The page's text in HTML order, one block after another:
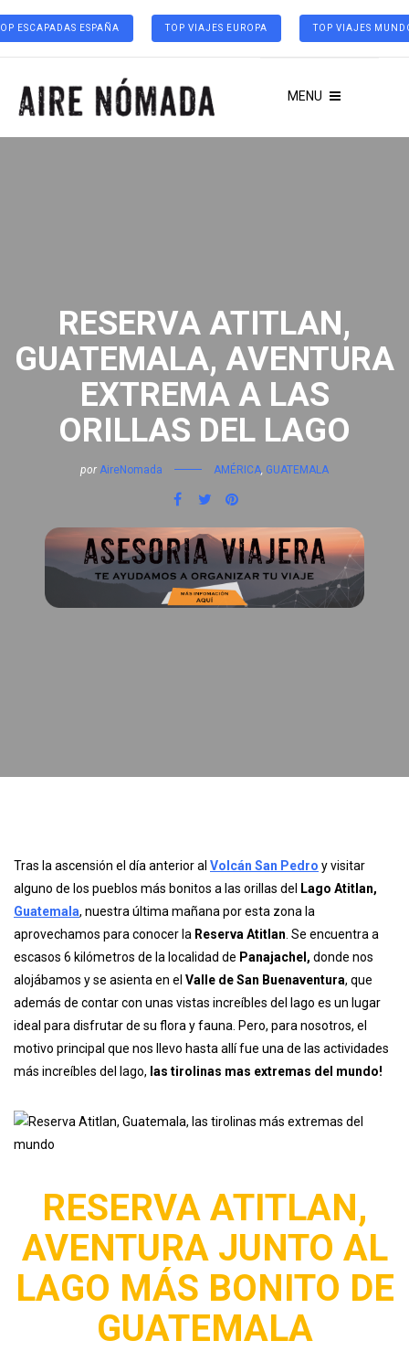
ESCAPADAS ESPAÑA TOP VIAJES EUROPA TOP VIAJES
MENU
RESERVA ATITLAN,
GUATEMALA, AVENTURA
EXTREMA A LAS
ORILLAS DEL LAGO
por AireNomada AMÉRICA, GUATEMALA
Tras la ascensión el día anterior al Volcán San Pedro y visitar
alguno de los pueblos más bonitos a las orillas del
Lago Atitlan,
Guatemala, nuestra última mañana por esta zona la
aprovechamos para conocer la Reserva Atitlan . Se encuentra a
escasos 6 kilómetros de la localidad de Panajachel, donde nos
alojábamos y se asienta en el Valle de San Buenaventura, que
además de contar con unas vistas increíbles del lago es un lugar
ideal para disfrutar de su flora y fauna. Pero, para nosotros, el
motivo principal que nos llevo hasta allí fue una de las actividades
más increíbles del lago, las tirolinas mas extremas del mundo!
RESERVA ATITLAN,
AVENTURA JUNTO AL
LAGO MÁS BONITO DE
GUATEMALA